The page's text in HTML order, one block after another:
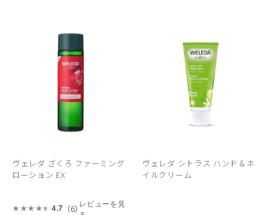
ヴェレダ ざくろ ファーミング
ローション EX
4.7 （6） レビューを見
ヴェレダ シトラス ハンド＆ネ
イルクリーム